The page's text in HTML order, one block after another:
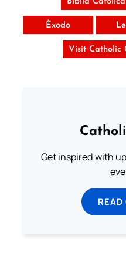
Êxodo
Visit Catholic
Get inspired with
READ